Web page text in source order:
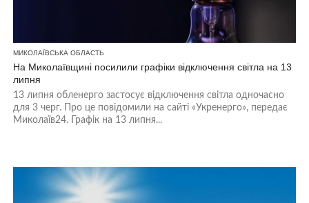
МИКОЛАЇВСЬКА ОБЛАСТЬ
На Миколаївщині посилили графіки відключення світла на 13
липня
13 липня обленерго застосує відключення світла одночасно
для 3 черг. Про це повідомили на сайті «Укренерго», передає
Миколаїв24. Графік на 13 липня...